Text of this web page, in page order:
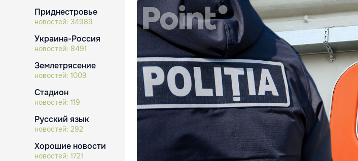
Приднестровье
новостей: 34989
Украина-Россия
новостей: 8491
Землетрясение
новостей: 1009
Стадион
новостей: 119
Русский язык
новостей: 292
Хорошие новости
новостей: 1721